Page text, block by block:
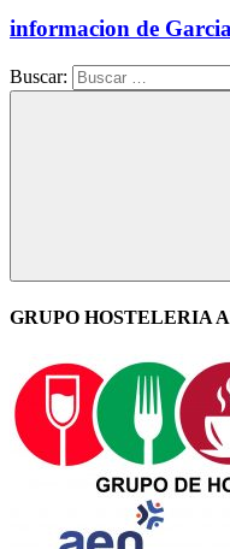
informacion de
Buscar:
GRUPO HOSTELERIA